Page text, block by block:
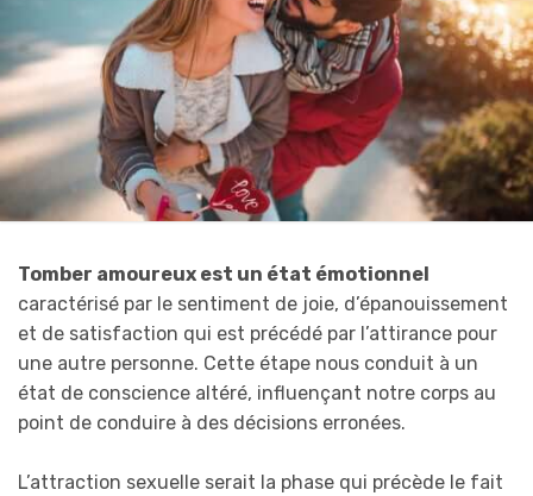
Tomber amoureux est un état émotionnel
caractérisé par le sentiment de joie, d’épanouissement
et de satisfaction qui est précédé par l’attirance pour
une autre personne. Cette étape nous conduit à un
état de conscience altéré, influençant notre corps au
point de conduire à des décisions erronées.
L’attraction sexuelle serait la phase qui précède le fait